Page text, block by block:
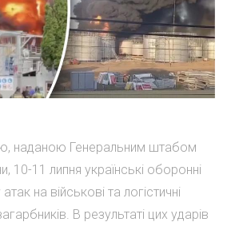
наданою Генеральним штабом
10-11 липня українські оборонні
на військові та логістичні
В результаті цих ударів